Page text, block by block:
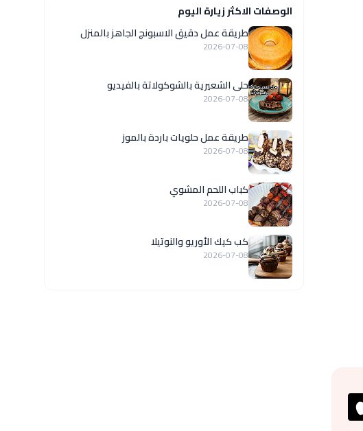
الوصفات الاكثر زيارة اليوم
طريقة عمل دقيق الاسبونج الجاهز بالمنزل
2026-07-08
حلى الشعيرية بالشوكولاتة بالفيديو
2026-07-08
طريقة عمل حلويات باردة بالموز
2026-07-08
كباب اللحم المشوي
2026-07-08
كب كيك الأوريو والنوتيلا
2026-07-08